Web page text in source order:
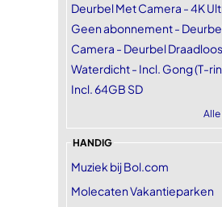
Deurbel Met Camera - 4K
Geen abonnement -
Camera - Deurbel
Waterdicht - Incl. Gong (T-
Incl. 64GB SD
HANDIG
Muziek bij Bol.com
Molecaten Vakantieparken